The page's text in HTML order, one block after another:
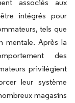
associés aux
intégrés pour
tels que
mentale. Après la
des
privilégient
leur système
magasins